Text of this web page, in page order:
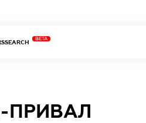
BETA
ПРИВАЛ